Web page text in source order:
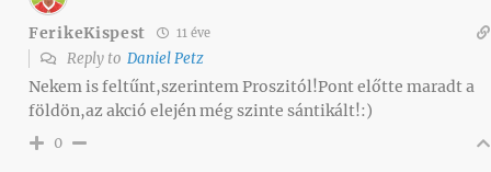
FerikeKispest 11 éve
Reply to Daniel Petz
Nekem is feltűnt,szerintem Proszitól!Pont előtte maradt a
földön,az akció elején még szinte sántikált!:)
0